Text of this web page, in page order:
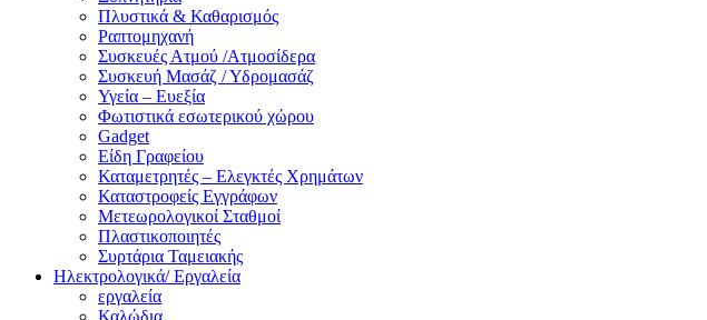
Πλυστικά & Καθαρισμός
Ραπτομηχανή
Συσκευές Ατμού /Ατμοσίδερα
Συσκευή Μασάζ / Υδρομασάζ
Υγεία – Ευεξία
Φωτιστικά εσωτερικού χώρου
Gadget
Είδη Γραφείου
Καταμετρητές – Ελεγκτές Χρημάτων
Καταστροφείς Εγγράφων
Μετεωρολογικοί Σταθμοί
Πλαστικοποιητές
Συρτάρια Ταμειακής
Ηλεκτρολογικά/ Εργαλεία
εργαλεία
Καλώδια